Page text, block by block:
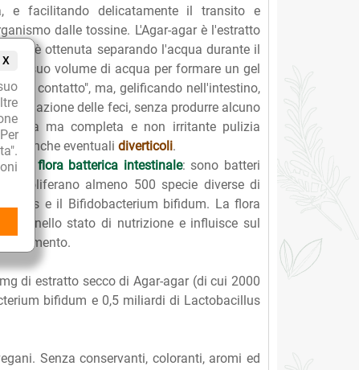
X
e facilitando delicatamente il transito e
dalle tossine. L'Agar-agar è l'estratto
è ottenuta separando l'acqua durante il
il suo volume di acqua per formare un gel
"da contatto", ma, gelificando nell'intestino,
delle feci, senza produrre alcuno
lenta ma completa e non irritante pulizia
anche eventuali diverticoli.
flora batterica intestinale: sono batteri
proliferano almeno 500 specie diverse di
e il Bifidobacterium bifidum. La flora
nello stato di nutrizione e influisce sul
di estratto secco di Agar-agar (di cui 2000
bifidum e 0,5 miliardi di Lactobacillus
Senza conservanti, coloranti, aromi ed